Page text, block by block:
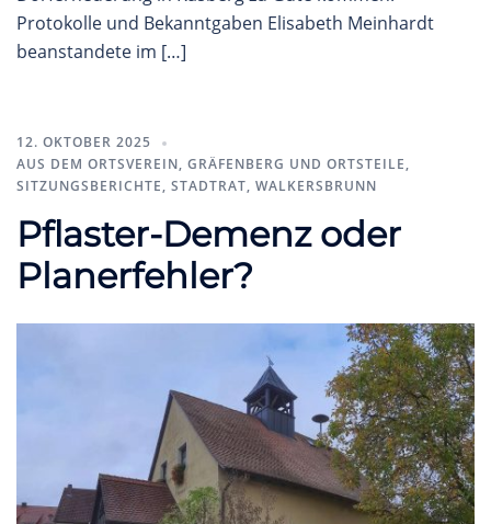
Protokolle und Bekanntgaben Elisabeth Meinhardt
beanstandete im […]
12. OKTOBER 2025
AUS DEM ORTSVEREIN, GRÄFENBERG UND ORTSTEILE,
SITZUNGSBERICHTE, STADTRAT, WALKERSBRUNN
Pflaster-Demenz oder
Planerfehler?